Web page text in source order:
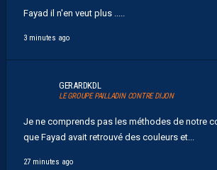
Fayad il n'en veut plus .....
3 minutes ago
GERARDKDL
LE GROUPE PAILLADIN CONTRE DIJON
Je ne comprends pas les méthodes de notre
que Fayad avait retrouvé des couleurs et...
27 minutes ago